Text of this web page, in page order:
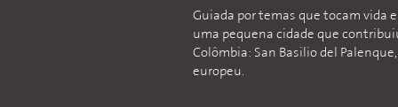
Guiada por temas que tocam vida
uma pequena cidade que
Colômbia: San Basilio del
europeu.